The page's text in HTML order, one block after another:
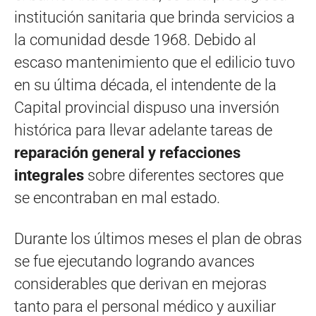
institución sanitaria que brinda servicios a
la comunidad desde 1968. Debido al
escaso mantenimiento que el edilicio tuvo
en su última década, el intendente de la
Capital provincial dispuso una inversión
histórica para llevar adelante tareas de
reparación general y refacciones
integrales sobre diferentes sectores que
se encontraban en mal estado.
Durante los últimos meses el plan de obras
se fue ejecutando logrando avances
considerables que derivan en mejoras
tanto para el personal médico y auxiliar